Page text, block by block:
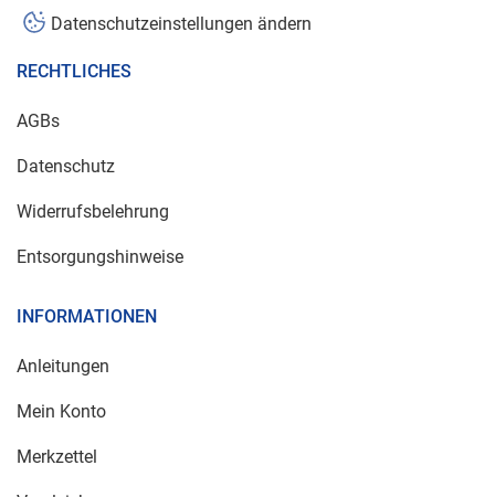
Datenschutzeinstellungen ändern
RECHTLICHES
AGBs
Datenschutz
Widerrufsbelehrung
Entsorgungshinweise
INFORMATIONEN
Anleitungen
Mein Konto
Merkzettel